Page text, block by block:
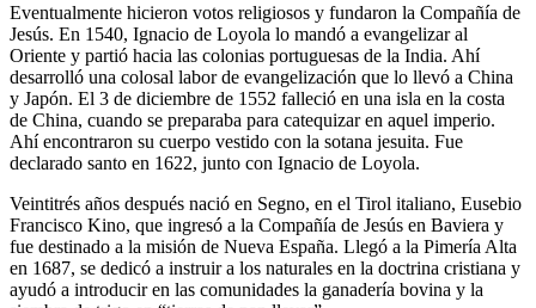
Eventualmente hicieron votos religiosos y fundaron la Compañía de
Jesús. En 1540, Ignacio de Loyola lo mandó a evangelizar al
Oriente y partió hacia las colonias portuguesas de la India. Ahí
desarrolló una colosal labor de evangelización que lo llevó a China
y Japón. El 3 de diciembre de 1552 falleció en una isla en la costa
de China, cuando se preparaba para catequizar en aquel imperio.
Ahí encontraron su cuerpo vestido con la sotana jesuita. Fue
declarado santo en 1622, junto con Ignacio de Loyola.
Veintitrés años después nació en Segno, en el Tirol italiano, Eusebio
Francisco Kino, que ingresó a la Compañía de Jesús en Baviera y
fue destinado a la misión de Nueva España. Llegó a la Pimería Alta
en 1687, se dedicó a instruir a los naturales en la doctrina cristiana y
ayudó a introducir en las comunidades la ganadería bovina y la